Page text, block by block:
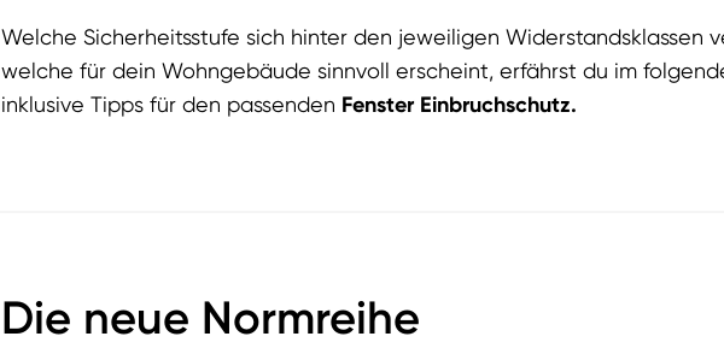
Welche Sicherheitsstufe sich hinter den jeweiligen Widerstandsklassen
welche für dein Wohngebäude sinnvoll erscheint, erfährst du im
inklusive Tipps für den passenden Fenster Einbruchschutz.
Die neue Normreihe